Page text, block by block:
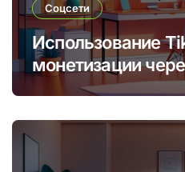
Соцсети
Использование
монетизации
платные подписки